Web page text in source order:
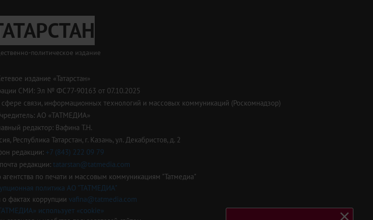
политическое издание
издание «Татарстан»
СМИ: Эл № ФС77-90163 от 07.10.2025
связи, информационных технологий и массовых коммуникаций (Роскомнадзор)
АО «ТАТМЕДИА»
редактор: Вафина Т.Н.
Республика Татарстан, г. Казань, ул. Декабристов, д. 2
редакции: +7 (843) 222 09 79
редакции: tatarstan@tatmedia.com
по печати и массовым коммуникациям "Татмедиа"
политика АО "ТАТМЕДИА"
фактах коррупции vafina@tatmedia.com
использует «cookie»